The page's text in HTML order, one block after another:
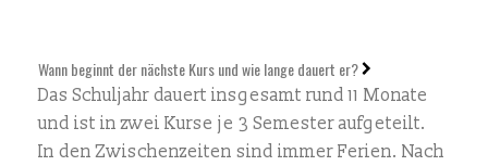
Wann beginnt der nächste Kurs und wie lange dauert er?
Das Schuljahr dauert insgesamt rund 11 Monate
und ist in zwei Kurse je 3 Semester aufgeteilt.
In den Zwischenzeiten sind immer Ferien. Nach